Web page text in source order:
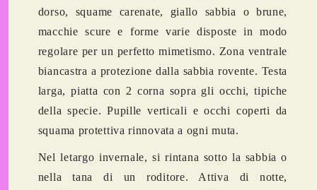
dorso, squame carenate, giallo sabbia o brune,
macchie scure e forme varie disposte in modo
regolare per un perfetto mimetismo. Zona ventrale
biancastra a protezione dalla sabbia rovente. Testa
larga, piatta con 2 corna sopra gli occhi, tipiche
della specie. Pupille verticali e occhi coperti da
squama protettiva rinnovata a ogni muta.
Nel letargo invernale, si rintana sotto la sabbia o
nella tana di un roditore. Attiva di notte,